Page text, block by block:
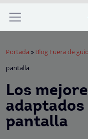
Portada » Blog Fuera de
pantalla
Los
adaptados
pantalla